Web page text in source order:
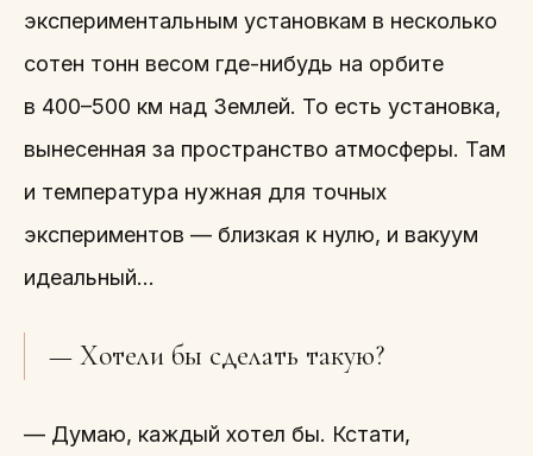
экспериментальным установкам в несколько
сотен тонн весом где-нибудь на орбите
в 400–500 км над Землей. То есть установка,
вынесенная за пространство атмосферы. Там
и температура нужная для точных
экспериментов — близкая к нулю, и вакуум
идеальный…
— Хотели бы сделать такую?
— Думаю, каждый хотел бы. Кстати,